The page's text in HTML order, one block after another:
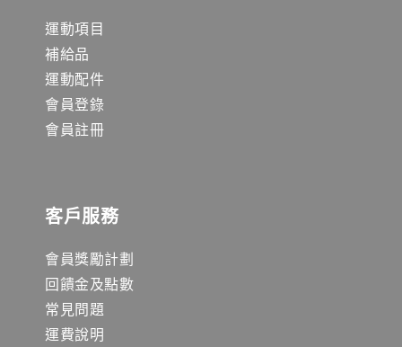
運動項目
補給品
運動配件
會員登錄
會員註冊
客戶服務
會員獎勵計劃
回饋金及點數
常見問題
運費說明